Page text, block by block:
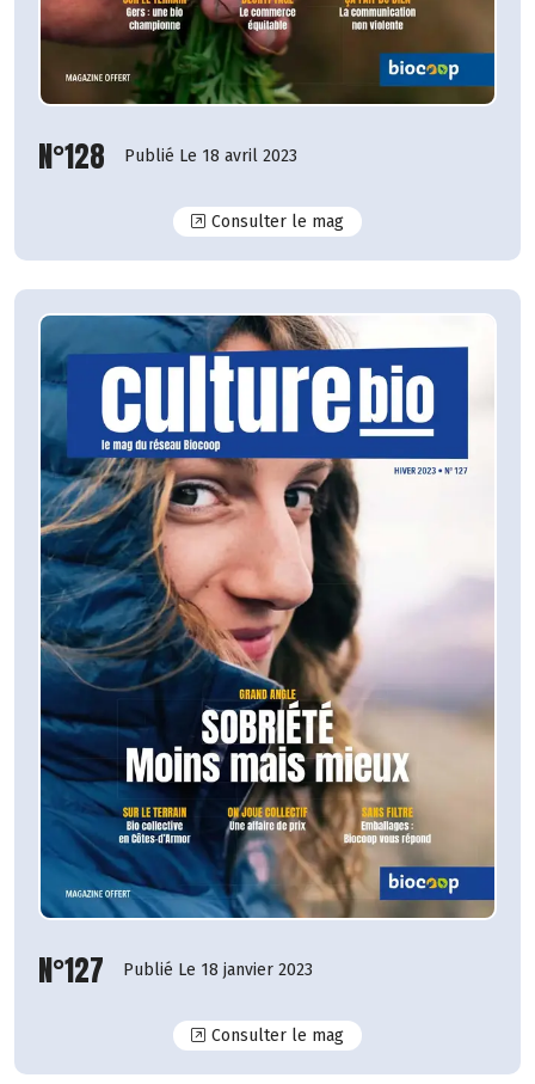
N°128 Publié Le 18 avril 2023
Consulter le magN°128
N°127 Publié Le 18 janvier 2023
Consulter le magN°127